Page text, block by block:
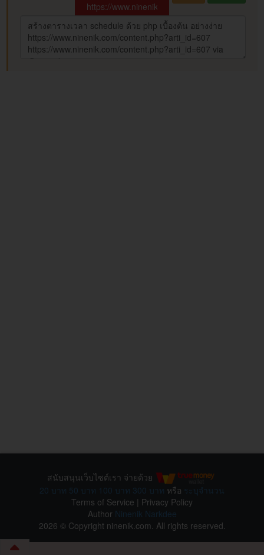
สนับสนุนเว็บไซต์เรา จ่ายด้วย
20 บาท 50 บาท 100 บาท 300 บาท หรือ ระบุจำนวน
Terms of Service | Privacy Policy
Author Ninenik Narkdee
2026 © Copyright ninenik.com. All rights reserved.